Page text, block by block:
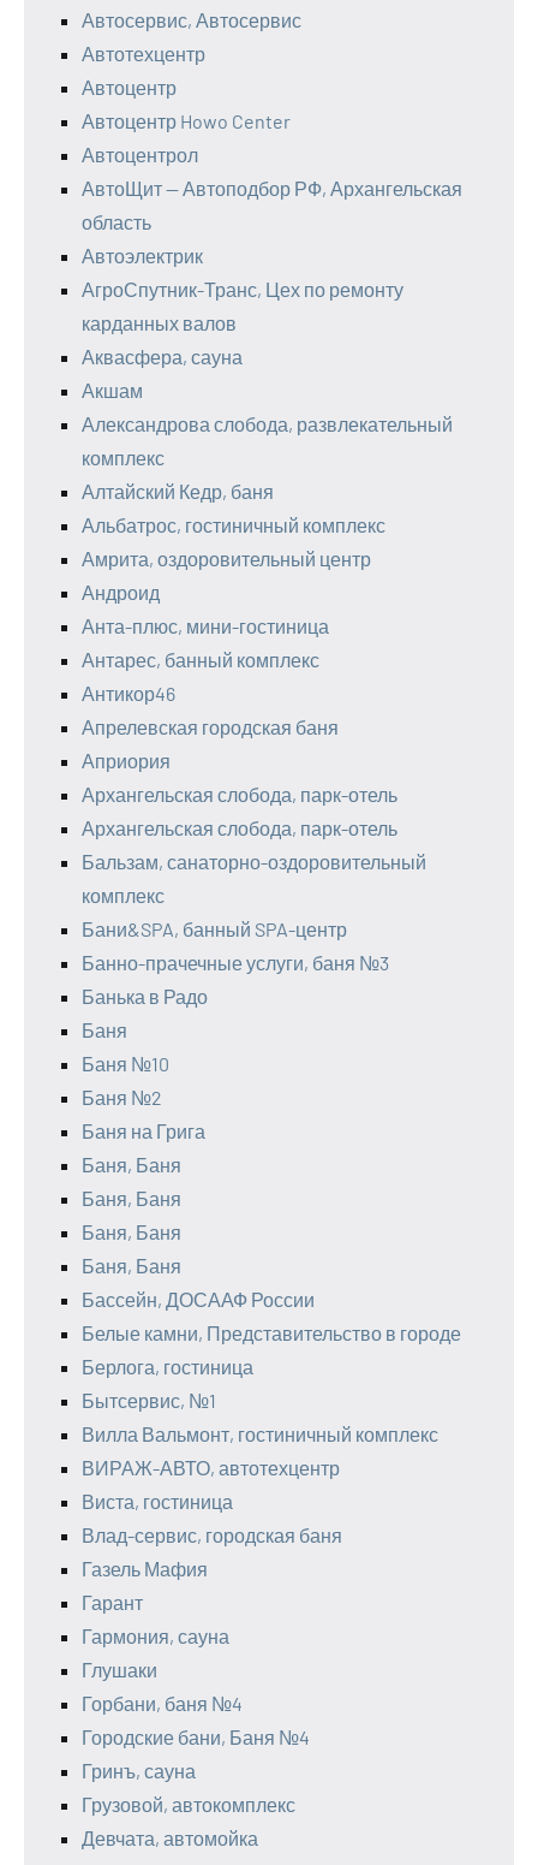
Автосервис, Автосервис
Автотехцентр
Автоцентр
Автоцентр Howo Center
Автоцентрол
АвтоЩит — Автоподбор РФ, Архангельская
область
Автоэлектрик
АгроСпутник-Транс, Цех по ремонту
карданных валов
Аквасфера, сауна
Акшам
Александрова слобода, развлекательный
комплекс
Алтайский Кедр, баня
Альбатрос, гостиничный комплекс
Амрита, оздоровительный центр
Андроид
Анта-плюс, мини-гостиница
Антарес, банный комплекс
Антикор46
Апрелевская городская баня
Априория
Архангельская слобода, парк-отель
Архангельская слобода, парк-отель
Бальзам, санаторно-оздоровительный
комплекс
Бани&SPA, банный SPA-центр
Банно-прачечные услуги, баня №3
Банька в Радо
Баня
Баня №10
Баня №2
Баня на Грига
Баня, Баня
Баня, Баня
Баня, Баня
Баня, Баня
Бассейн, ДОСААФ России
Белые камни, Представительство в городе
Берлога, гостиница
Бытсервис, №1
Вилла Вальмонт, гостиничный комплекс
ВИРАЖ-АВТО, автотехцентр
Виста, гостиница
Влад-сервис, городская баня
Газель Мафия
Гарант
Гармония, сауна
Глушаки
Горбани, баня №4
Городские бани, Баня №4
Гринъ, сауна
Грузовой, автокомплекс
Девчата, автомойка